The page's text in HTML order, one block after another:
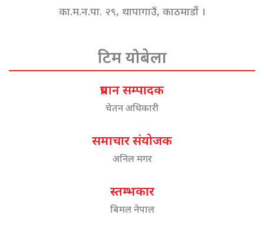
का.म.न.पा. २९, थापागाउँ, काठमाडौं ।
टिम योबेला
प्रधान सम्पादक
चेतन अधिकारी
समाचार संयोजक
अनिल मगर
स्तम्भकार
बिमल नेपाल